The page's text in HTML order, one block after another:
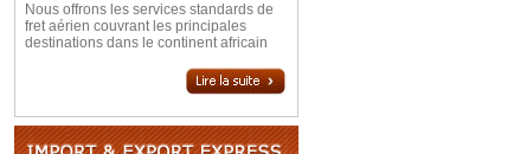
Nous offrons les services standards de
fret aérien couvrant les principales
destinations dans le continent africain